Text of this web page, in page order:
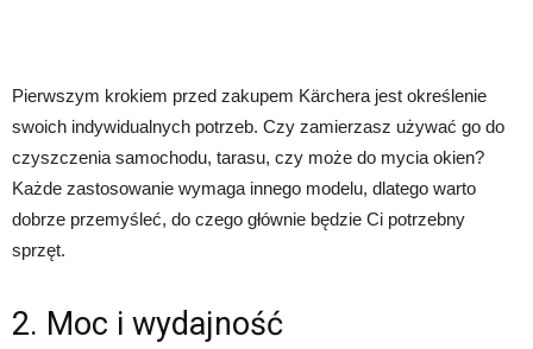
Pierwszym krokiem przed zakupem Kärchera jest określenie
swoich indywidualnych potrzeb. Czy zamierzasz używać go do
czyszczenia samochodu, tarasu, czy może do mycia okien?
Każde zastosowanie wymaga innego modelu, dlatego warto
dobrze przemyśleć, do czego głównie będzie Ci potrzebny
sprzęt.
2. Moc i wydajność